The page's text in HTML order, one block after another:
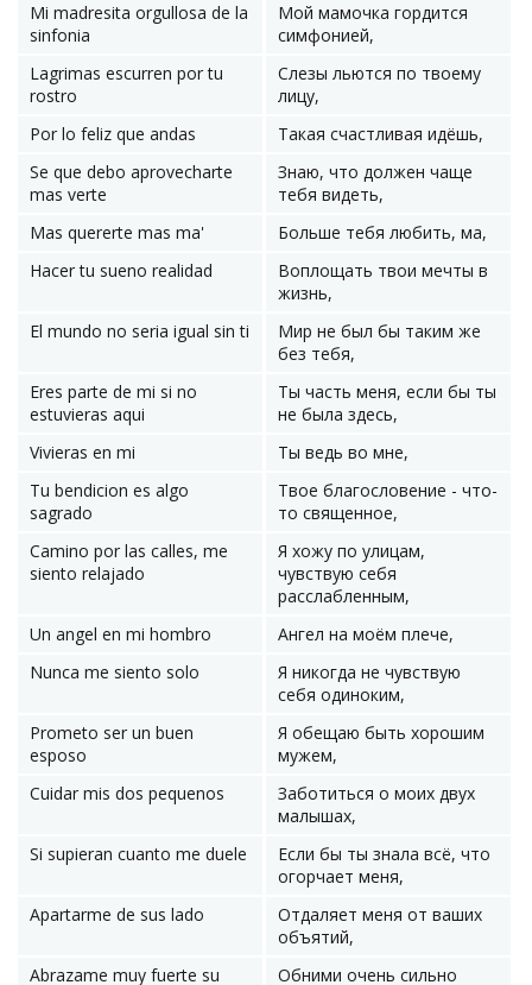
Mi madresita orgullosa de la
sinfonia
Мой мамочка гордится
симфонией,
Lagrimas escurren por tu
rostro
Слезы льются по твоему
лицу,
Por lo feliz que andas
Такая счастливая идёшь,
Se que debo aprovecharte
mas verte
Знаю, что должен чаще
тебя видеть,
Mas quererte mas ma'
Больше тебя любить, ма,
Hacer tu sueno realidad
Воплощать твои мечты в
жизнь,
El mundo no seria igual sin ti
Мир не был бы таким же
без тебя,
Eres parte de mi si no
estuvieras aqui
Ты часть меня, если бы ты
не была здесь,
Vivieras en mi
Ты ведь во мне,
Tu bendicion es algo
sagrado
Твое благословение - что-
то священное,
Camino por las calles, me
siento relajado
Я хожу по улицам,
чувствую себя
расслабленным,
Un angel en mi hombro
Ангел на моём плече,
Nunca me siento solo
Я никогда не чувствую
себя одиноким,
Prometo ser un buen
esposo
Я обещаю быть хорошим
мужем,
Cuidar mis dos pequenos
Заботиться о моих двух
малышах,
Si supieran cuanto me duele
Если бы ты знала всё, что
огорчает меня,
Apartarme de sus lado
Отдаляет меня от ваших
объятий,
Abrazame muy fuerte su
Обними очень сильно